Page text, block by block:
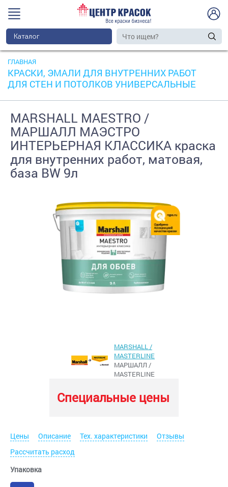
Каталог
ГЛАВНАЯ
КРАСКИ, ЭМАЛИ ДЛЯ ВНУТРЕННИХ РАБОТ
ДЛЯ СТЕН И ПОТОЛКОВ УНИВЕРСАЛЬНЫЕ
MARSHALL MAESTRO /
МАРШАЛЛ МАЭСТРО
ИНТЕРЬЕРНАЯ КЛАССИКА краска
для внутренних работ, матовая,
база BW 9л
MARSHALL /
MASTERLINE
МАРШАЛЛ /
MASTERLINE
Специальные цены
Цены Описание Тех. характеристики
Отзывы
Рассчитать расход
Упаковка